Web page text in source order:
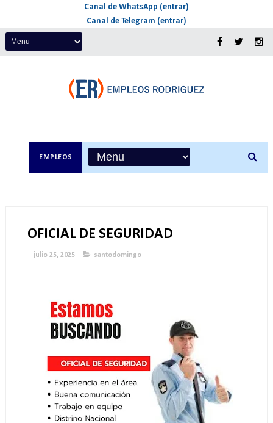
Canal de WhatsApp (entrar)
Canal de Telegram (entrar)
EMPLEOS
OFICIAL DE SEGURIDAD
julio 25, 2025 santodomingo